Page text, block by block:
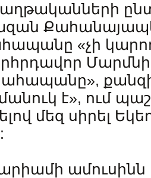
«չի կարող
Մարմնի
քանզի
է», ում
մեզ սիրել
ամուսինն